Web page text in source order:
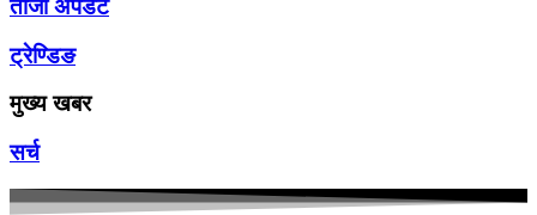
ताजा अपडेट
ट्रेण्डिङ
मुख्य खबर
सर्च